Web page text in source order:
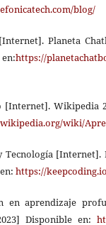
blog/
Planeta
https://
Wikipedia
wiki/
[Internet].
https://
en aprendizaje
Disponible en: